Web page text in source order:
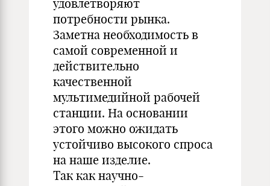
удовлетворяют
потребности рынка.
Заметна необходимость в
самой современной и
действительно
качественной
мультимедийной рабочей
станции. На основании
этого можно ожидать
устойчиво высокого спроса
на наше изделие.
Так как научно-